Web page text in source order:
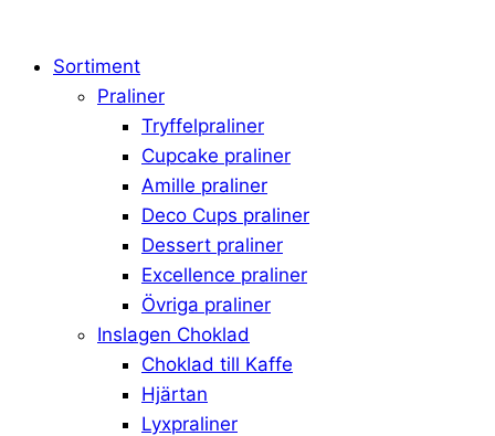
Sortiment
Praliner
Tryffelpraliner
Cupcake praliner
Amille praliner
Deco Cups praliner
Dessert praliner
Excellence praliner
Övriga praliner
Inslagen Choklad
Choklad till Kaffe
Hjärtan
Lyxpraliner